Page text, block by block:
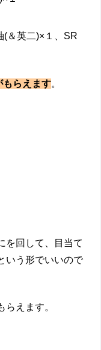
(＆英二)×１、SR
もらえます。
を回して、目当て
いう形でいいので
えます。